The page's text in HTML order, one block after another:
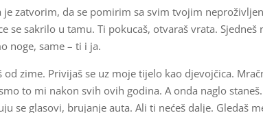
je zatvorim, da se pomirim sa svim tvojim
se sakrilo u tamu. Ti pokucaš, otvaraš vrata. Sjedneš
noge, same – ti i ja.
zime. Privijaš se uz moje tijelo kao djevojčica.
to mi nakon svih ovih godina. A onda naglo staneš.
se glasovi, brujanje auta. Ali ti nećeš dalje. Gledaš